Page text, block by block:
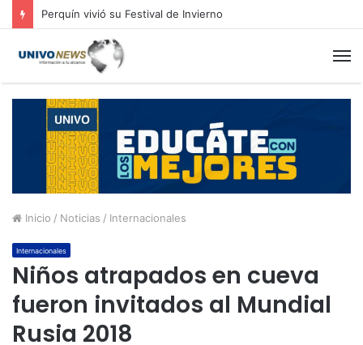
Perquín vivió su Festival de Invierno
Inicio / Noticias / Internacionales
Internacionales
Niños atrapados en cueva
fueron invitados al Mundial
Rusia 2018